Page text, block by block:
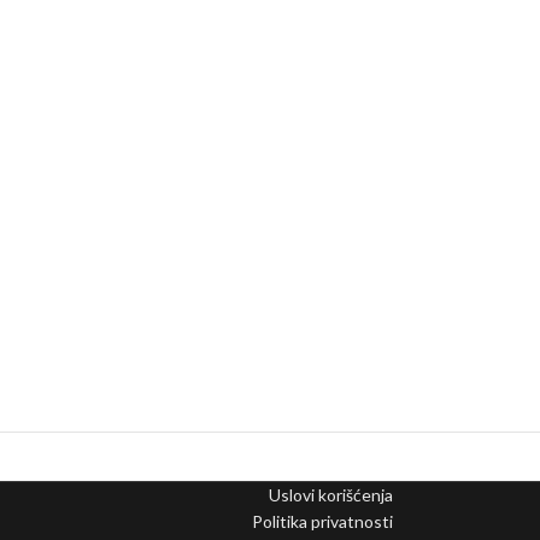
Uslovi korišćenja
Politika privatnosti